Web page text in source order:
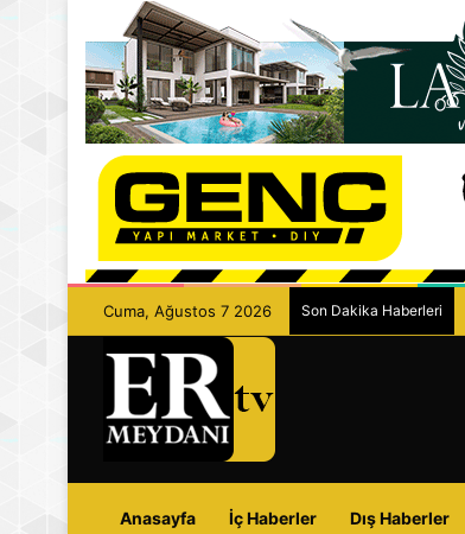
Cuma, Ağustos 7 2026 Son Dakika Haberleri
Anasayfa İç Haberler Dış Haberler